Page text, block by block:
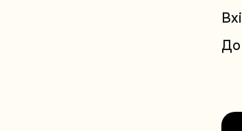
Вхі
До